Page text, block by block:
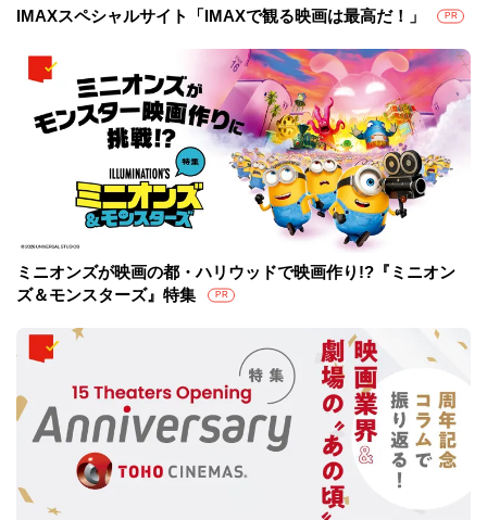
IMAXスペシャルサイト「IMAXで観る映画は最高だ！」 PR
ミニオンズが映画の都・ハリウッドで映画作り!?『ミニオン
ズ＆モンスターズ』特集
PR